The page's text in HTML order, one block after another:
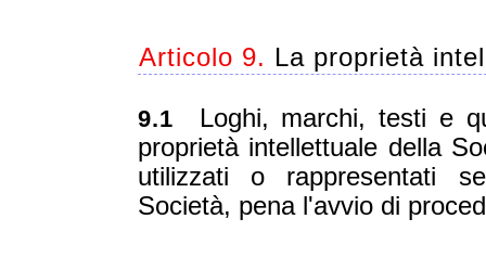
Articolo 9. La proprietà
9.1 Loghi, marchi, testi e
proprietà intellettuale della
utilizzati o rappresentati
Società, pena l'avvio di